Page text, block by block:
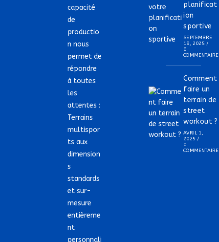
capacité
de
productio
n nous
permet de
répondre
à toutes
les
attentes :
Terrains
multispor
ts aux
dimension
s
standards
et sur-
mesure
entièreme
nt
personnali
planificat
ion
sportive
SEPTEMBRE
19, 2025 /
0
COMMENTAIRE
Comment
faire un
terrain de
street
workout ?
AVRIL 1,
2025 /
0
COMMENTAIRE